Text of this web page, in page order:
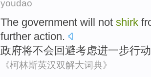
youdao
The government will not shirk
further action.
政府将不会回避考虑进一步行动
《柯林斯英汉双解大词典》